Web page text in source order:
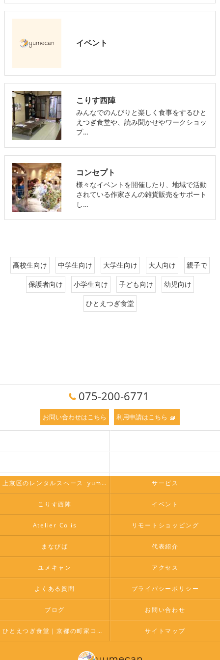
イベント
こりす西陣
みんなでのんびりと楽しく食事をするひと
えつぎ食堂や、読み聞かせやワークショッ
プ…
コンセプト
様々なイベントを開催したり、地域で活動
されている作家さんの雑貨販売をサポート
し…
高校生向け 中学生向け 大学生向け 大人向け 親子で
保護者向け 小学生向け 子ども向け 幼児向け
ひとえつぎ食堂
075-200-6771
お問い合わせはこちら 利用申請はこちら
上京区のレンタルスペース･yumecanのお客様の声 サービス
こりす西陣 イベント
Atelier Colis リモートショッピング
まなびば 代表紹介
ユメキャン アクセス
よくある質問 プライバシーポリシー
ブログ お問い合わせ
ひとえつぎ食堂｜京都の町家コミュニティスペースこりす西陣 サイトマップ